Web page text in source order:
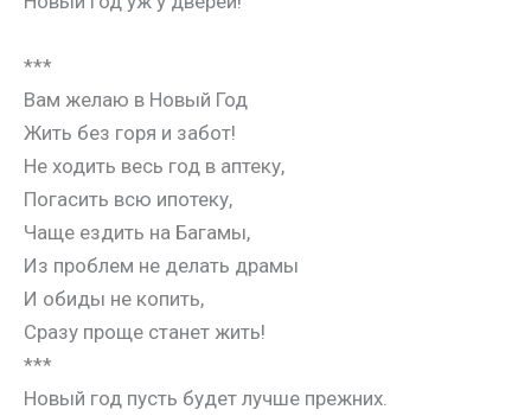
***
Вам желаю в Новый Год
Жить без горя и забот!
Не ходить весь год в аптеку,
Погасить всю ипотеку,
Чаще ездить на Багамы,
Из проблем не делать драмы
И обиды не копить,
Сразу проще станет жить!
***
Новый год пусть будет лучше прежних.